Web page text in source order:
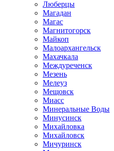
Люберцы
Магадан
Магас
Магнитогорск
Майкоп
Малоархангельск
Махачкала
Междуреченск
Мезень
Мелеуз
Мещовск
Миасс
Минеральные Воды
Минусинск
Михайловка
Михайловск
Мичуринск